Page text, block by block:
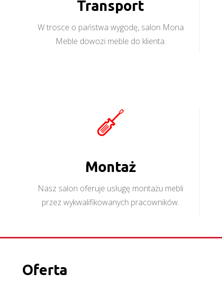
Transport
W trosce o państwa wygodę, salon Mona
Meble dowozi meble do klienta.
Montaż
Nasz salon oferuje usługę montażu mebli
przez wykwalifikowanych pracowników.
Oferta